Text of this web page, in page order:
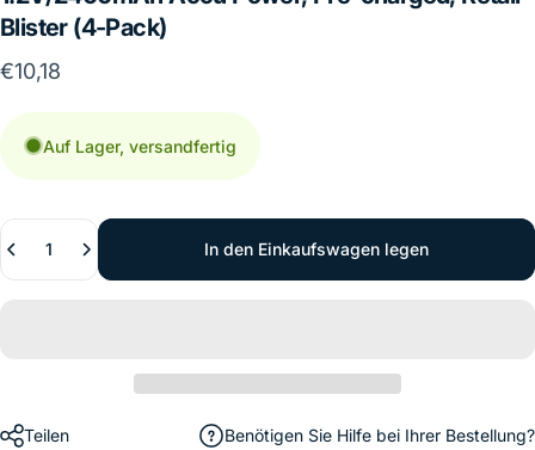
Blister (4-Pack)
€10,18
Auf Lager, versandfertig
Anzahl
In den Einkaufswagen legen
Teilen Benötigen Sie Hilfe bei Ihrer Bestellung?